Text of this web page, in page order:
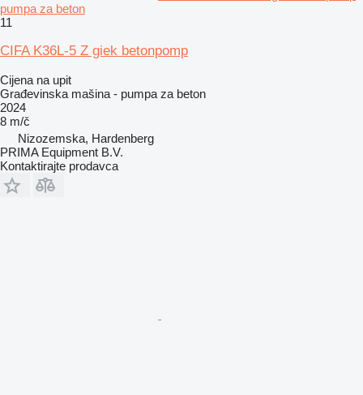
pumpa za beton
11
CIFA K36L-5 Z giek betonpomp
Cijena na upit
Građevinska mašina - pumpa za beton
2024
8 m/č
Nizozemska, Hardenberg
PRIMA Equipment B.V.
Kontaktirajte prodavca